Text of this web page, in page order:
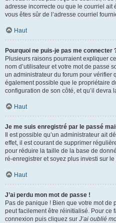
adresse incorrecte ou que le courriel ait
vous êtes sûr de l’adresse courriel
Haut
Pourquoi ne puis-je pas me connecter
Plusieurs raisons pourraient expliquer
nom d’utilisateur et votre mot de passe
un administrateur du forum pour vérifier
également possible que le propriétaire
configuration de son côté, et qu’il devra
Haut
Je me suis enregistré par le passé
Il est possible qu’un administrateur ait
effet, il est courant de supprimer
pour réduire la taille de la base de
ré-enregistrer et soyez plus investi sur le
Haut
J’ai perdu mon mot de passe !
Pas de panique ! Bien que votre mot de
peut facilement être réinitialisé. Pour ce
connexion puis cliquez sur J’ai oublié